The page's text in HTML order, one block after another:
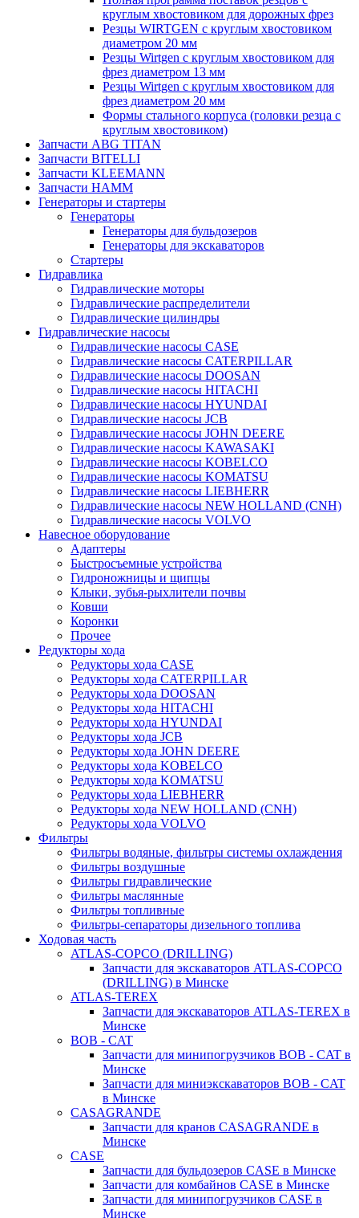
круглым хвостовиком для дорожных фрез
Резцы WIRTGEN с круглым хвостовиком
диаметром 20 мм
Резцы Wirtgen с круглым хвостовиком для
фрез диаметром 13 мм
Резцы Wirtgen с круглым хвостовиком для
фрез диаметром 20 мм
Формы стального корпуса (головки резца с
круглым хвостовиком)
Запчасти ABG TITAN
Запчасти BITELLI
Запчасти KLEEMANN
Запчасти HAMM
Генераторы и стартеры
Генераторы
Генераторы для бульдозеров
Генераторы для экскаваторов
Стартеры
Гидравлика
Гидравлические моторы
Гидравлические распределители
Гидравлические цилиндры
Гидравлические насосы
Гидравлические насосы CASE
Гидравлические насосы CATERPILLAR
Гидравлические насосы DOOSAN
Гидравлические насосы HITACHI
Гидравлические насосы HYUNDAI
Гидравлические насосы JCB
Гидравлические насосы JOHN DEERE
Гидравлические насосы KAWASAKI
Гидравлические насосы KOBELCO
Гидравлические насосы KOMATSU
Гидравлические насосы LIEBHERR
Гидравлические насосы NEW HOLLAND (CNH)
Гидравлические насосы VOLVO
Навесное оборудование
Адаптеры
Быстросъемные устройства
Гидроножницы и щипцы
Клыки, зубья-рыхлители почвы
Ковши
Коронки
Прочее
Редукторы хода
Редукторы хода CASE
Редукторы хода CATERPILLAR
Редукторы хода DOOSAN
Редукторы хода HITACHI
Редукторы хода HYUNDAI
Редукторы хода JCB
Редукторы хода JOHN DEERE
Редукторы хода KOBELCO
Редукторы хода KOMATSU
Редукторы хода LIEBHERR
Редукторы хода NEW HOLLAND (CNH)
Редукторы хода VOLVO
Фильтры
Фильтры водяные, фильтры системы охлаждения
Фильтры воздушные
Фильтры гидравлические
Фильтры маслянные
Фильтры топливные
Фильтры-сепараторы дизельного топлива
Ходовая часть
ATLAS-COPCO (DRILLING)
Запчасти для экскаваторов ATLAS-COPCO
(DRILLING) в Минске
ATLAS-TEREX
Запчасти для экскаваторов ATLAS-TEREX в
Минске
BOB - CAT
Запчасти для минипогрузчиков BOB - CAT в
Минске
Запчасти для миниэкскаваторов BOB - CAT
в Минске
CASAGRANDE
Запчасти для кранов CASAGRANDE в
Минске
CASE
Запчасти для бульдозеров CASE в Минске
Запчасти для комбайнов CASE в Минске
Запчасти для минипогрузчиков CASE в
Минске